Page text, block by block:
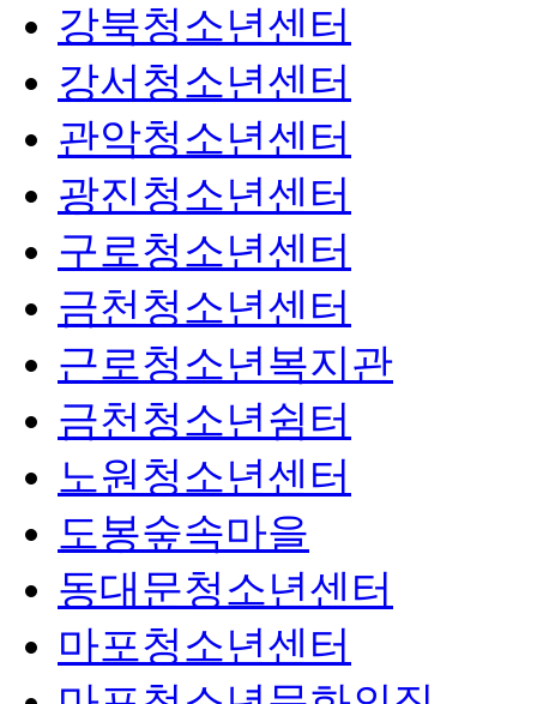
강북청소년센터
강서청소년센터
관악청소년센터
광진청소년센터
구로청소년센터
금천청소년센터
근로청소년복지관
금천청소년쉼터
노원청소년센터
도봉숲속마을
동대문청소년센터
마포청소년센터